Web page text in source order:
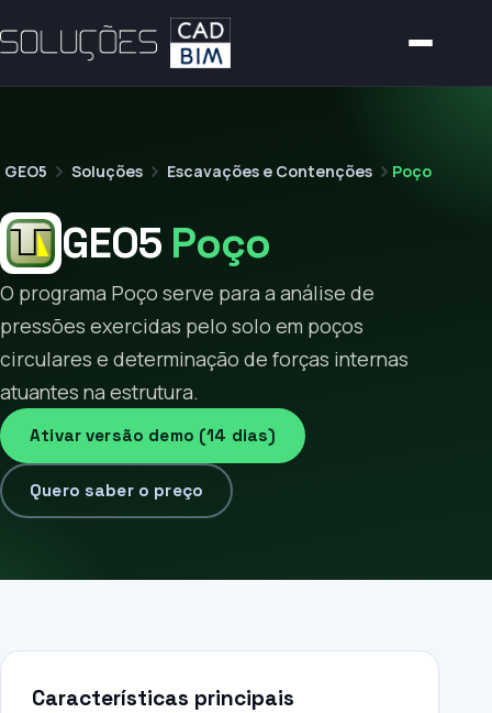
GEO5 Soluções Escavações e Contenções Poço
GEO5 Poço
O programa Poço serve para a análise de
pressões exercidas pelo solo em poços
circulares e determinação de forças internas
atuantes na estrutura.
Ativar versão demo (14 dias)
Quero saber o preço
Características principais